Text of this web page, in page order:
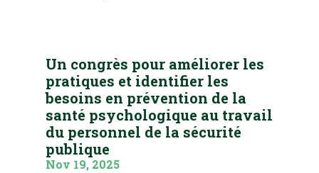
Un congrès pour améliorer les
pratiques et identifier les
besoins en prévention de la
santé psychologique au travail
du personnel de la sécurité
publique
Nov 19, 2025